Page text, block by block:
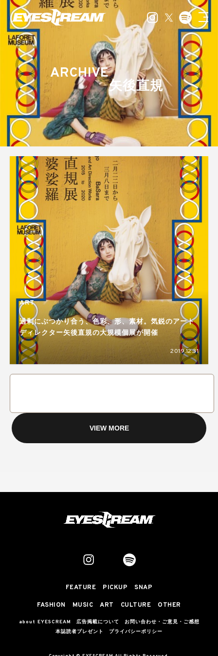
ARCHIVE
矢後直規
ART
過剰にぶつかり合う、色彩、形、素材。気鋭のアート
ディレクター矢後直規の大規模個展が開催
2019.12.31
VIEW MORE
FEATURE PICKUP SNAP
FASHION MUSIC ART CULTURE OTHER
about EYESCREAM 広告掲載について
お問い合わせ・ご意見・ご感想
本誌読者プレゼント
プライバシーポリシー